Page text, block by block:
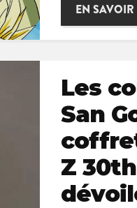
EN SAVOIR
Les
San
Z